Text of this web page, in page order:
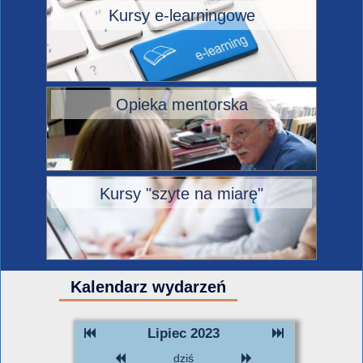
Kursy e-learningowe
Opieka mentorska
Kursy "szyte na miarę"
Kalendarz wydarzeń
Lipiec 2023
dziś